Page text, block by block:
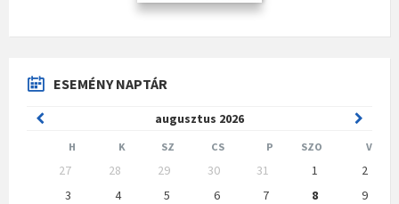
ESEMÉNY NAPTÁR
augusztus 2026
Previous
Month
Month
H K SZ CS P SZO V
calendar
27 28 29 30 31 1
2
3
4 5 6 7 8
9